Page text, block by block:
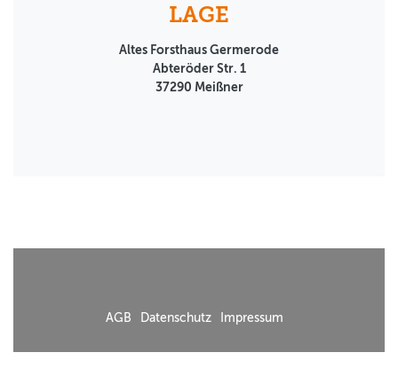
LAGE
Altes Forsthaus Germerode
Abteröder Str. 1
37290 Meißner
AGB Datenschutz Impressum